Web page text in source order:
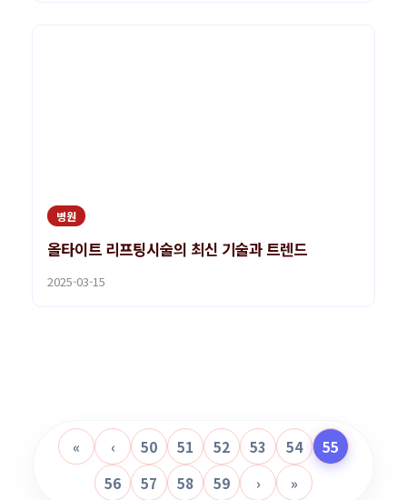
병원
올타이트 리프팅시술의 최신 기술과 트렌드
2025-03-15
« ‹ 50 51 52 53 54
55
56
57 58 59 › »